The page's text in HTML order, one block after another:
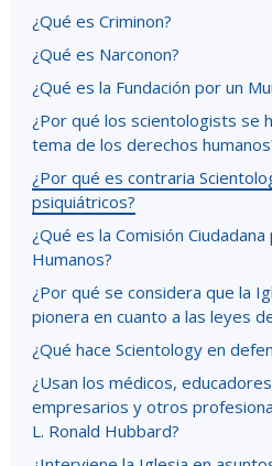
¿Qué es Criminon?
¿Qué es Narconon?
¿Qué es la Fundación por un
¿Por qué los scientologists se
tema de los derechos
¿Por qué es contraria
psiquiátricos?
¿Qué es la Comisión
Humanos?
¿Por qué se considera que la
pionera en cuanto a las leyes
¿Qué hace Scientology en
¿Usan los médicos,
empresarios y otros
L. Ronald Hubbard?